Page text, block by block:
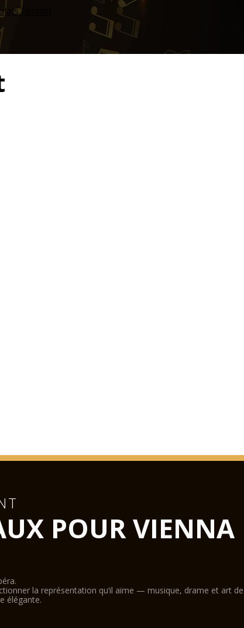
POUR VIENNA
la représentation qu’il aime — musique, drame et art de
élégante.